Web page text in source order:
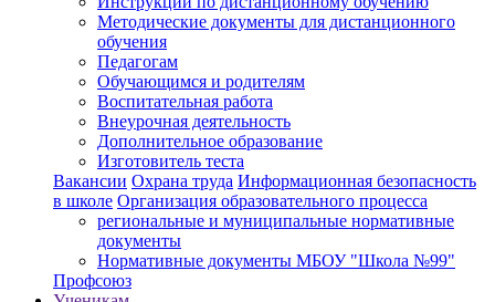
Методические документы для дистанционного
обучения
Педагогам
Обучающимся и родителям
Воспитательная работа
Внеурочная деятельность
Дополнительное образование
Изготовитель теста
Вакансии Охрана труда Информационная безопасность
в школе Организация образовательного процесса
региональные и муниципальные нормативные
документы
Нормативные документы МБОУ "Школа №99"
Профсоюз